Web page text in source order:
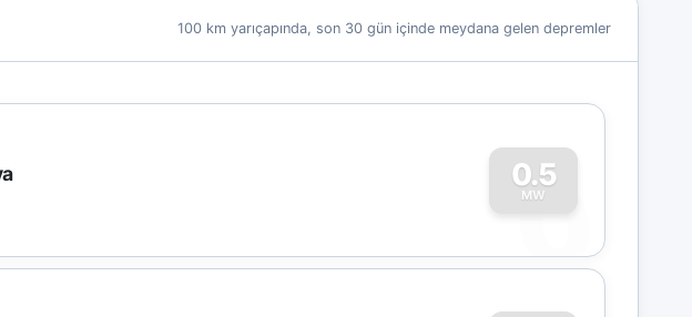
100 km yarıçapında, son 30 gün içinde meydana gelen depremler
0.5
MW
0